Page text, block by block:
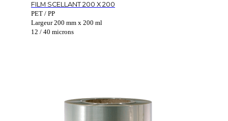
FILM SCELLANT 200 X 200
PET / PP
Largeur 200 mm x 200 ml
12 / 40 microns